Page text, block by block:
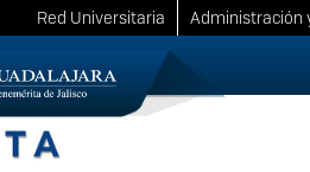
Red Universitaria Administración